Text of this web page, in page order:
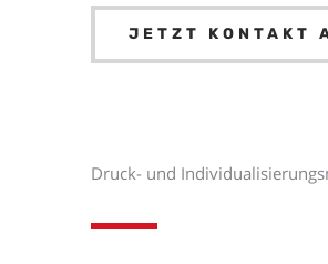
JETZT KONTAKT
Druck- und